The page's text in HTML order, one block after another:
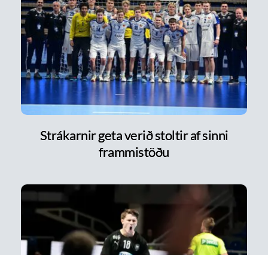
Strákarnir geta verið stoltir af sinni
frammistöðu